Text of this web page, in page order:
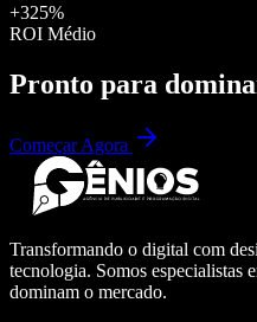
+325%
ROI Médio
Pronto para
Começar Agora
Transformando o digital com
tecnologia. Somos especialistas
dominam o mercado.